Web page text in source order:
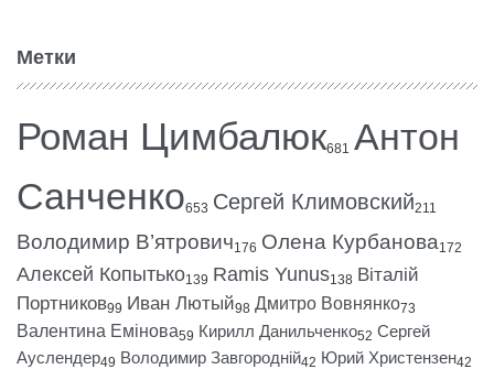
Метки
Роман Цимбалюк681 Антон
Санченко653 Сергей Климовский211
Володимир В’ятрович176 Олена Курбанова172
Алексей Копытько139 Ramis Yunus138 Віталій
Портников99 Иван Лютый98 Дмитро Вовнянко73
Валентина Емінова59 Кирилл Данильченко52 Сергей
Ауслендер49 Володимир Завгородній42 Юрий Христензен42